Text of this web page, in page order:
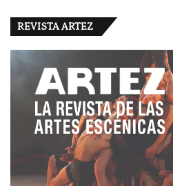
REVISTA ARTEZ